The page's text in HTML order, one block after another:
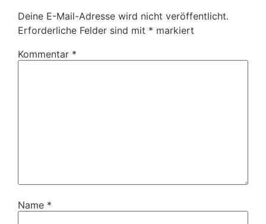
Deine E-Mail-Adresse wird nicht veröffentlicht.
Erforderliche Felder sind mit * markiert
Kommentar *
Name *